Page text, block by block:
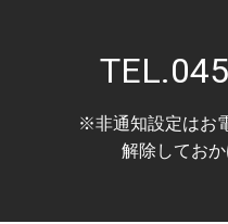
TEL.
※非通知設定はお
解除しておか